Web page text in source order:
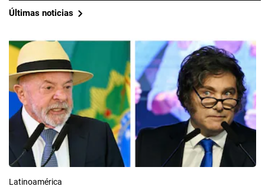
Últimas noticias
Latinoamérica